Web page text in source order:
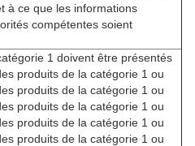
à ce que les informations
compétentes soient
1 doivent être présentés
produits de la catégorie 1 ou
produits de la catégorie 1 ou
produits de la catégorie 1 ou
produits de la catégorie 1 ou
produits de la catégorie 1 ou